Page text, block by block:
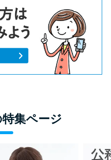
集ページ